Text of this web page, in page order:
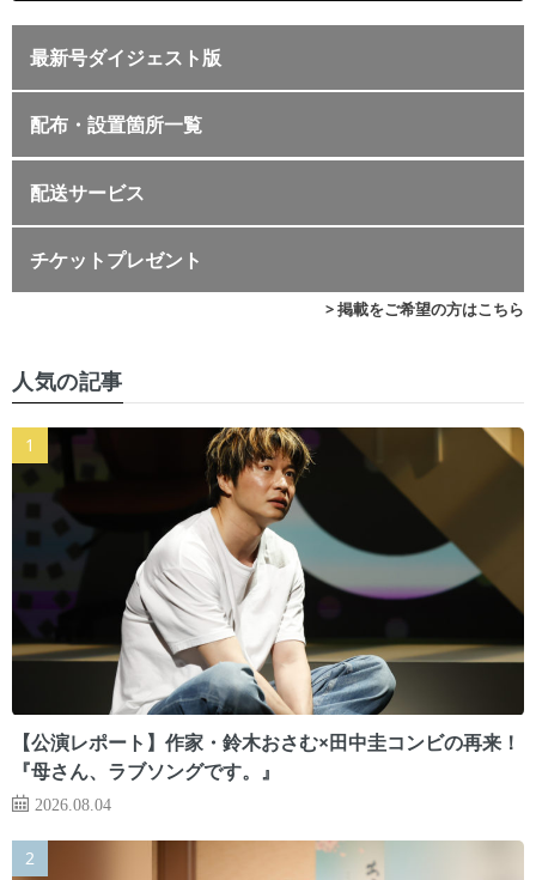
最新号ダイジェスト版
配布・設置箇所一覧
配送サービス
チケットプレゼント
> 掲載をご希望の方はこちら
人気の記事
【公演レポート】作家・鈴木おさむ×田中圭コンビの再来！
『母さん、ラブソングです。』
2026.08.04